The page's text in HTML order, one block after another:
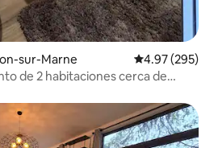
sur-Marne Calificación
4.97 (295)
de 2 habitaciones cerca de